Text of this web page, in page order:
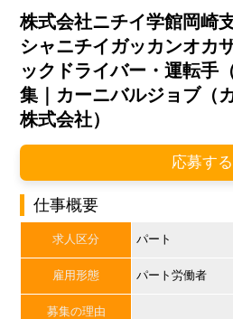
株式会社ニチイ学館岡崎
シャニチイガッカンオカ
ックドライバー・運転手
集｜カーニバルジョブ（
株式会社）
応募する
仕事概要
求人区分 パート
雇用形態 パート労働者
募集の理由